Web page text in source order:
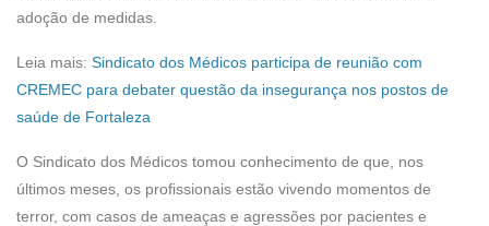
adoção de medidas.
Leia mais: Sindicato dos Médicos participa de reunião com
CREMEC para debater questão da insegurança nos postos de
saúde de Fortaleza
O Sindicato dos Médicos tomou conhecimento de que, nos
últimos meses, os profissionais estão vivendo momentos de
terror, com casos de ameaças e agressões por pacientes e